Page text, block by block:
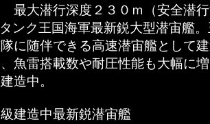
大潜行深度２３０ｍ（安全潜行
タンク王国海軍最新鋭大型潜宙艦
に随伴できる高速潜宙艦として
、魚雷搭載数や耐圧性能も大幅に
造中。
級建造中最新鋭潜宙艦